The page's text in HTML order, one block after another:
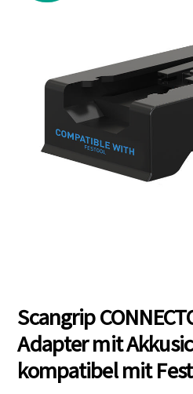
Scangrip
Adapter mit
kompatibel mit